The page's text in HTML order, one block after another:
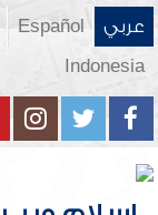
عربي Español
Indonesia